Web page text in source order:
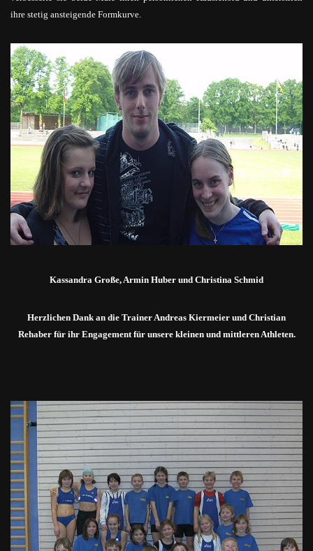
ihre stetig ansteigende Formkurve.
Kassandra Große, Armin Huber und Christina Schmid
Herzlichen Dank an die Trainer Andreas Kiermeier und Christian
Rehaber für ihr Engagement für unsere kleinen und mittleren Athleten.